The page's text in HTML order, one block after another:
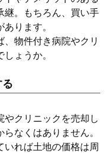
継。もちろん、買い手
ります。
物件付き病院やクリ
ょうか。
クリニックを売却し
なくはありません。
いれば土地の価格は周